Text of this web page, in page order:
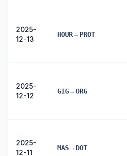
2025-
12-13
HOUR→ PROT
2025-
12-12
GIG→ORG
2025-
12-11
MAS→ DOT